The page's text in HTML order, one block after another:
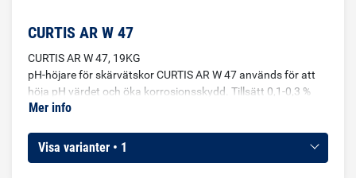
CURTIS AR W 47
CURTIS AR W 47, 19KG
pH-höjare för skärvätskor CURTIS AR W 47 används för att
höja pH värdet och öka korrosionsskydd. Tillsätt 0,1-0,3 %
(räknat på volym).
Mer info
Visa varianter • 1